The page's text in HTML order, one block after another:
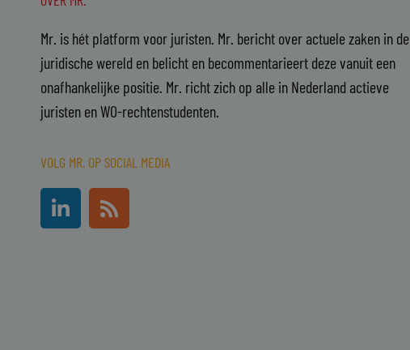
Mr. is hét platform voor juristen. Mr. bericht over actuele zaken in de
juridische wereld en belicht en becommentarieert deze vanuit een
onafhankelijke positie. Mr. richt zich op alle in Nederland actieve
juristen en WO-rechtenstudenten.
VOLG MR. OP SOCIAL MEDIA
i
R
s